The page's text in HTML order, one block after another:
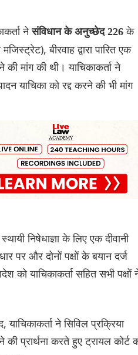
नेसंविधान के अनुच्छेद 226के
बीरवाह द्वारा पारित एक
की मांग की थी। याचिकाकर्ता ने
याचिका को रद्द करने की भी मांग
निषेधाज्ञा के लिए एक दीवानी
पर और दोनों पक्षों के बयान दर्ज
याचिकाकर्ता सहित सभी पक्षों
ने सिविल प्रक्रिया
करते हुए ट्रायल कोर्ट